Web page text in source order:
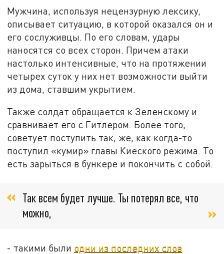
Мужчина, используя нецензурную лексику,
описывает ситуацию, в которой оказался он и
его сослуживцы. По его словам, удары
наносятся со всех сторон. Причем атаки
настолько интенсивные, что на протяжении
четырех суток у них нет возможности выйти
из дома, ставшим укрытием.
Также солдат обращается к Зеленскому и
сравнивает его с Гитлером. Более того,
советует поступить так, же, как когда-то
поступил «кумир» главы Киеского режима. То
есть зарыться в бункере и покончить с собой.
Так всем будет лучше. Ты потерял все, что
можно,
- такими были одни из последних слов